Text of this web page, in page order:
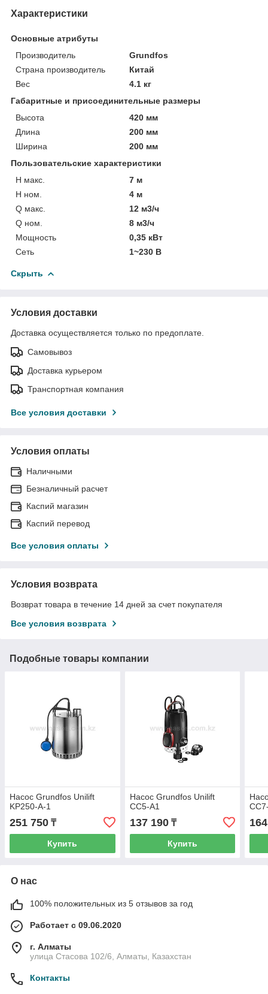
Характеристики
Основные атрибуты
Производитель
Grundfos
Страна производитель
Китай
Вес
4.1 кг
Габаритные и присоединительные размеры
Высота
420 мм
Длина
200 мм
Ширина
200 мм
Пользовательские характеристики
H макс.
7 м
H ном.
4 м
Q макс.
12 м3/ч
Q ном.
8 м3/ч
Мощность
0,35 кВт
Сеть
1~230 В
Скрыть
Условия доставки
Доставка осуществляется только по предоплате.
Самовывоз
Доставка курьером
Транспортная компания
Все условия доставки
Условия оплаты
Наличными
Безналичный расчет
Каспий магазин
Каспий перевод
Все условия оплаты
Условия возврата
Возврат товара в течение 14 дней за счет покупателя
Все условия возврата
Подобные товары компании
Насос Grundfos Unilift
KP250-A-1
251 750 ₸
Купить
Насос Grundfos Unilift
CC5-A1
137 190₸
Купить
О нас
100% положительных из 5 отзывов за год
Работает с 09.06.2020
г. Алматы
улица Стасова 102/6, Алматы, Казахстан
Контакты